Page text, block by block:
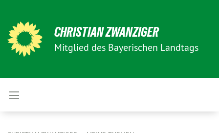
CHRISTIAN ZWANZIGER
Mitglied des Bayerischen Landtags